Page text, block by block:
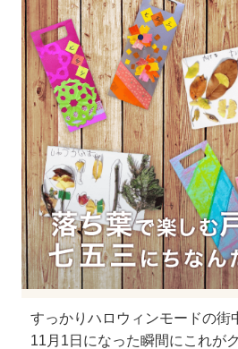
すっかりハロウィンモードの街
11月1日になった瞬間にこれが